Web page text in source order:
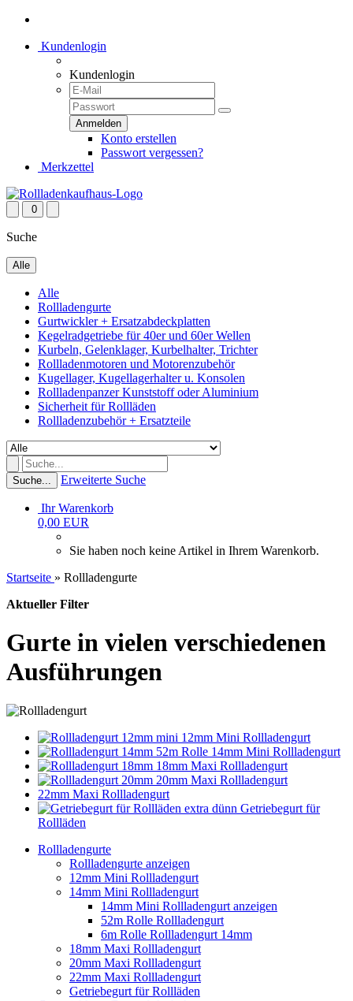
Kundenlogin
Kundenlogin
Konto erstellen
Passwort vergessen?
Merkzettel
0
Suche
Alle
Alle
Rollladengurte
Gurtwickler + Ersatzabdeckplatten
Kegelradgetriebe für 40er und 60er Wellen
Kurbeln, Gelenklager, Kurbelhalter, Trichter
Rollladenmotoren und Motorenzubehör
Kugellager, Kugellagerhalter u. Konsolen
Rollladenpanzer Kunststoff oder Aluminium
Sicherheit für Rollläden
Rollladenzubehör + Ersatzteile
Suche... Erweiterte Suche
Ihr Warenkorb
0,00 EUR
Sie haben noch keine Artikel in Ihrem Warenkorb.
Startseite » Rollladengurte
Aktueller Filter
Gurte in vielen verschiedenen
Ausführungen
12mm Mini Rollladengurt
14mm Mini Rollladengurt
18mm Maxi Rollladengurt
20mm Maxi Rollladengurt
22mm Maxi Rollladengurt
Getriebegurt für
Rollläden
Rollladengurte
Rollladengurte anzeigen
12mm Mini Rollladengurt
14mm Mini Rollladengurt
14mm Mini Rollladengurt anzeigen
52m Rolle Rollladengurt
6m Rolle Rollladengurt 14mm
18mm Maxi Rollladengurt
20mm Maxi Rollladengurt
22mm Maxi Rollladengurt
Getriebegurt für Rollläden